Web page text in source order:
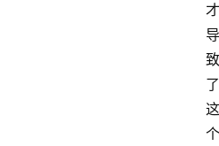
才
导
致
了
这
个